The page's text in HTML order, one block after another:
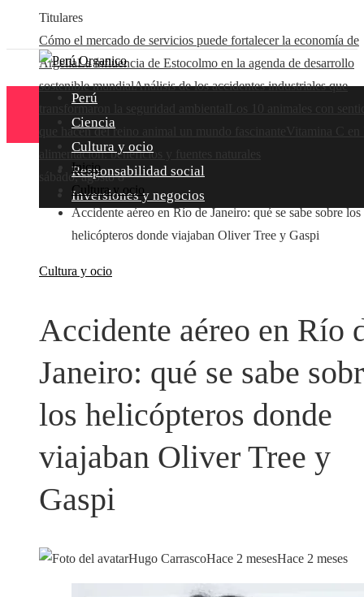
Titulares
Cómo el mercado de servicios puede fortalecer la economía de
ArgeliaLa influencia de Estocolmo en la agenda de desarrollo
sostenible mundialAnálisis de los accidentes industriales que
transformaron la seguridad ambiental
que hacen del reino animal un mundo fascinante
alimentación: beneficios y fuentes naturales
sábado, agosto 8
Perú
Ciencia
Cultura y ocio
Responsabilidad social
Inversiones y negocios
Inicio
Cultura y ocio
Accidente aéreo en Río de Janeiro: qué se sabe sobre los
helicópteros donde viajaban Oliver Tree y Gaspi
Cultura y ocio
Accidente aéreo en Río
Janeiro: qué se sabe
los helicópteros donde
viajaban Oliver Tree y
Gaspi
Hugo CarrascoHace 2 mesesHace 2 meses